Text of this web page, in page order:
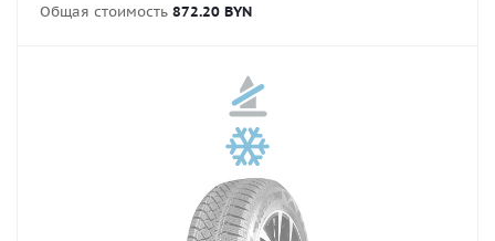
Общая стоимость 872.20 BYN